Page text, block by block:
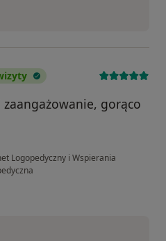
gorąco
Logopedyczny i Wspierania